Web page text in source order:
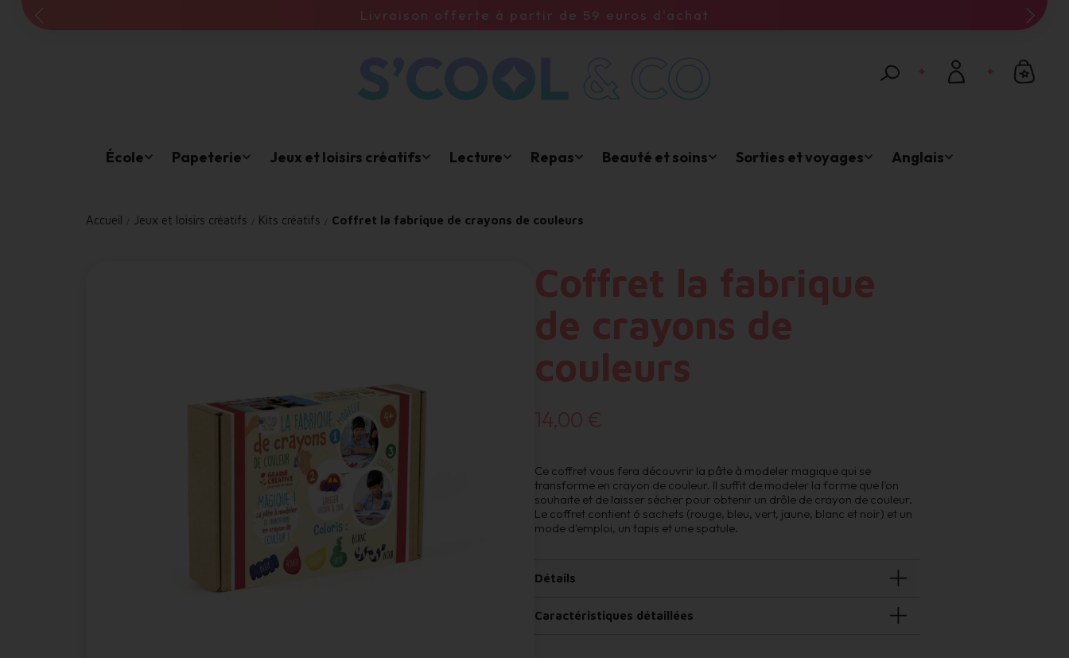
Livraison offerte à partir de 59 euros d'achat
Valider
École Papeterie Jeux et loisirs créatifs Lecture Repas Beauté et soins Sorties et voyages Anglais
Accueil Jeux et loisirs créatifs Kits créatifs Coffret la fabrique de crayons de couleurs
Coffret la fabrique
de crayons de
couleurs
14,00 €
Ce coffret vous fera découvrir la pâte à modeler magique qui se
transforme en crayon de couleur. Il suffit de modeler la forme que l'on
souhaite et de laisser sécher pour obtenir un drôle de crayon de couleur.
Le coffret contient 6 sachets (rouge, bleu, vert, jaune, blanc et noir) et un
mode d'emploi, un tapis et une spatule.
Détails
Caractéristiques détaillées